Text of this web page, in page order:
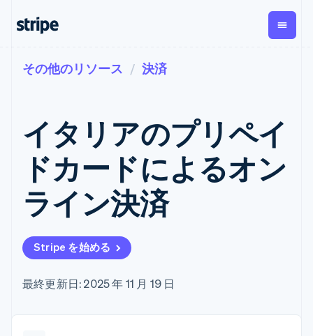
支払い
オンライン決
済
Managed
Payments
マーチャント
オブレコード
ソリューショ
ン
Payment links
不要の決済ペ
ージ
Checkout
構築済み決済
UI
Elements
ポーネント
収益
経常収益
Metronome
従量課金
サブスクリ
プション
サブスクリ
プションの
1 回限りまた
は継続
VAT の自動
Recognition
Global
Payouts
第三者
への入
金
ットプ
企業規模別
ユースケース別
エージェンティックコマ
ース
E コマース / ECサイト
埋込型金融
請求・財務関連
グローバルビジネス
マーケットプレイス
ドキュメント
ライブラリと SDK
Stripe Apps
ガイド
オンライン決済を受け付
け
構築済みの決済を実装
プラットフォームまたは
築する
学ぶ
ガイド
サポート
サポートに問い合わせる
管理サポートプラン
プロフェッショナルサー
ビス
その他のリソース 決済
イタリアのプリペイ
ドカードによるオン
ライン決済
Stripe を始める
最終更新日: 2025 年 11 月 19 日